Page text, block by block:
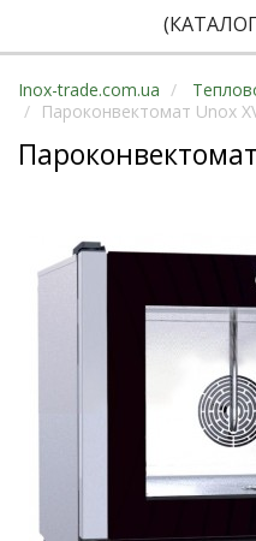
Inox-trade.com.ua
Пароконвектомат Unox